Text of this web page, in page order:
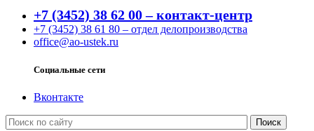
+7 (3452) 38 62 00 – контакт-центр
+7 (3452) 38 61 80 – отдел делопроизводства
office@ao-ustek.ru
Социальные сети
Вконтакте